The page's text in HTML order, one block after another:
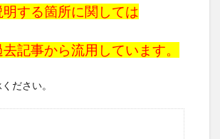
する箇所に関しては
記事から流用しています。
ださい。